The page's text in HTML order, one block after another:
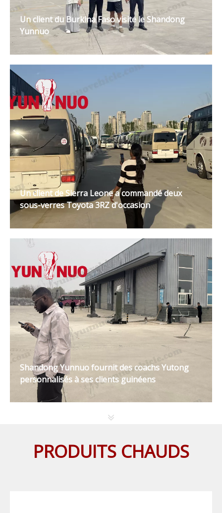
Un client du Burkina Faso visite le Shandong
Yunnuo
Un client de Sierra Leone a commandé deux
sous-verres Toyota 3RZ d'occasion
Shandong Yunnuo fournit des coachs Yutong
personnalisés à ses clients guinéens
PRODUITS CHAUDS